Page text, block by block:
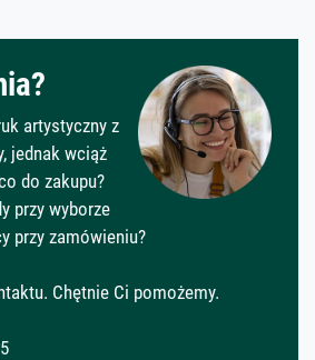
artystyczny z
jednak wciąż
do zakupu?
przy wyborze
przy zamówieniu?
Chętnie Ci pomożemy.